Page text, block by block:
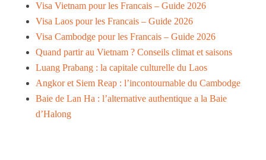
Visa Vietnam pour les Francais – Guide 2026
Visa Laos pour les Francais – Guide 2026
Visa Cambodge pour les Francais – Guide 2026
Quand partir au Vietnam ? Conseils climat et saisons
Luang Prabang : la capitale culturelle du Laos
Angkor et Siem Reap : l’incontournable du Cambodge
Baie de Lan Ha : l’alternative authentique a la Baie
d’Halong